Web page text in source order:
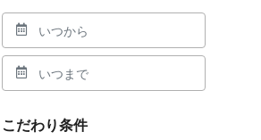
こだわり条件